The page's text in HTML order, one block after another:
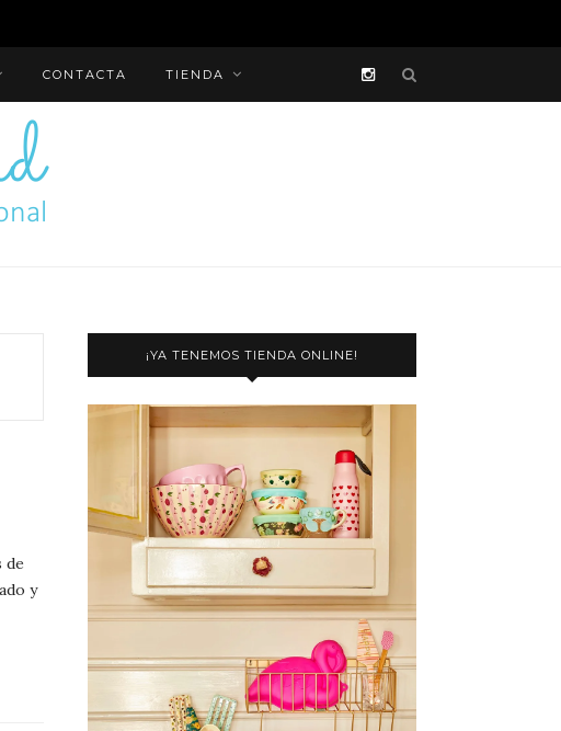
CONTACTA TIENDA
de
y
¡YA TENEMOS TIENDA ONLINE!